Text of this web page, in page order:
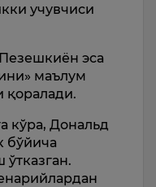
учувчиси
эса
маълум
кўра, Дональд
бўйича